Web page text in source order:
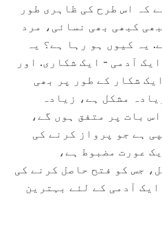
کہ اس طرح کی ظاہری طور
کبھی بھی نسائی، مرد
یہ کیوں ہو رہا ہے؟ یہ
آدمی - ایک شکاری. اور
شکار کے طور پر بھی
مشکل ہے، زیادہ
بات پر متفق ہوں گے،
ہے جو پرواز کرنے کی
عورت مضبوط ہے،
جس کو فتح حاصل کرنے کی
آدمی کے لئے بہترین